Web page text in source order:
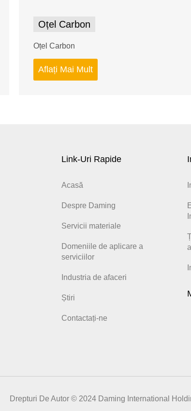
Oțel Carbon
Oțel Carbon
Aflați Mai Mult
Link-Uri Rapide
Acasă
Despre Daming
Servicii materiale
Domeniile de aplicare a
serviciilor
Industria de afaceri
Știri
Contactați-ne
Drepturi De Autor © 2024 Daming International